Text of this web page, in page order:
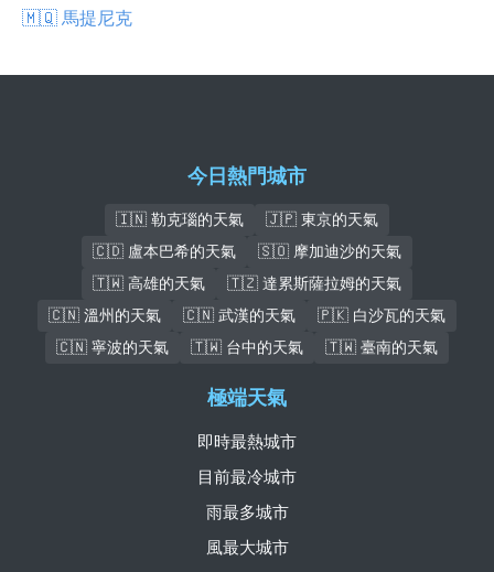
🇲🇶 馬提尼克
今日熱門城市
🇮🇳 勒克瑙的天氣
🇯🇵 東京的天氣
🇨🇩 盧本巴希的天氣
🇸🇴 摩加迪沙的天氣
🇹🇼 高雄的天氣
🇹🇿 達累斯薩拉姆的天氣
🇨🇳 溫州的天氣
🇨🇳 武漢的天氣
🇵🇰 白沙瓦的天氣
🇨🇳 寧波的天氣
🇹🇼 台中的天氣 🇹🇼 臺南的天氣
極端天氣
即時最熱城市
目前最冷城市
雨最多城市
風最大城市